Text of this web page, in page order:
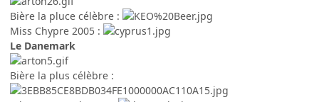
Bière la pluce célèbre :
Miss Chypre 2005 :
Le Danemark
Bière la plus célèbre :